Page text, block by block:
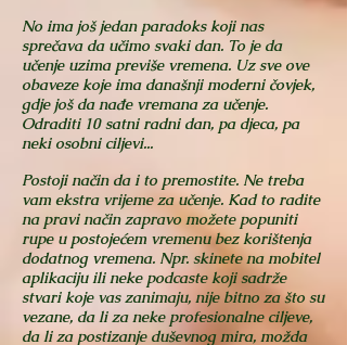
No ima još jedan paradoks koji nas
sprečava da učimo svaki dan. To je da
učenje uzima previše vremena. Uz sve ove
obaveze koje ima današnji moderni čovjek,
gdje još da nađe vremana za učenje.
Odraditi 10 satni radni dan, pa djeca, pa
neki osobni ciljevi...
Postoji način da i to premostite. Ne treba
vam ekstra vrijeme za učenje. Kad to radite
na pravi način zapravo možete popuniti
rupe u postojećem vremenu bez korištenja
dodatnog vremena. Npr. skinete na mobitel
aplikaciju ili neke podcaste koji sadrže
stvari koje vas zanimaju, nije bitno za što su
vezane, da li za neke profesionalne ciljeve,
da li za postizanje duševnog mira, možda